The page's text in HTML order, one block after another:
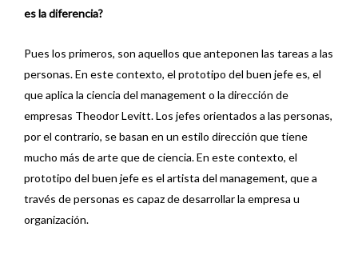
es la diferencia?
Pues los primeros, son aquellos que anteponen las tareas a las
personas. En este contexto, el prototipo del buen jefe es, el
que aplica la ciencia del management o la dirección de
empresas Theodor Levitt. Los jefes orientados a las personas,
por el contrario, se basan en un estilo dirección que tiene
mucho más de arte que de ciencia. En este contexto, el
prototipo del buen jefe es el artista del management, que a
través de personas es capaz de desarrollar la empresa u
organización.